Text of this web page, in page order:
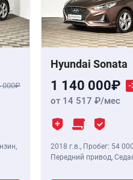
000
Hyundai Sonata
1 140 000 -
от 14 517 /мес
2018 г.в., Пробег: 54
Передний привод,